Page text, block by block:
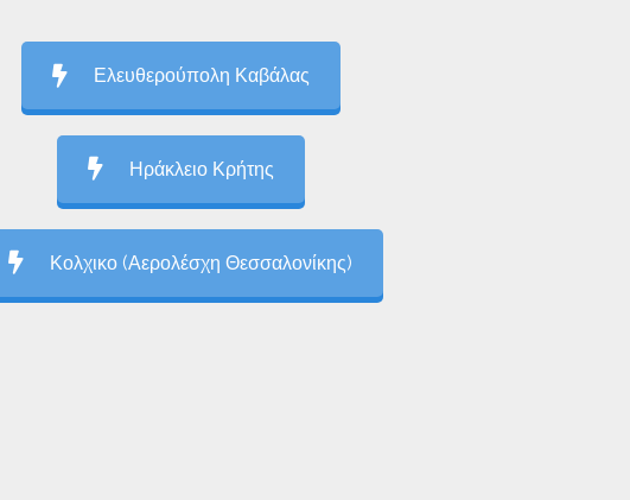
Ελευθερούπολη Καβάλας
Ηράκλειο Κρήτης
Κολχικο (Αερολέσχη Θεσσαλονίκης)